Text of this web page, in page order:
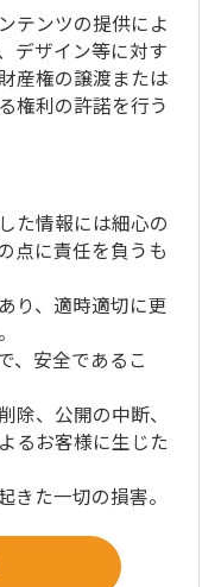
テンツの提供によ
デザイン等に対す
産権の譲渡または
権利の許諾を行う
た情報には細心の
点に責任を負うも
り、適時適切に更
、安全であるこ
除、公開の中断、
るお客様に生じた
きた一切の損害。